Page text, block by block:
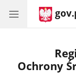
Ochrony